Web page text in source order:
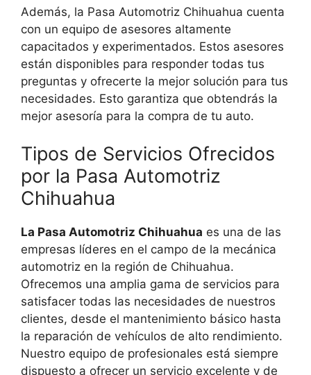
Además, la Pasa Automotriz Chihuahua cuenta
con un equipo de asesores altamente
capacitados y experimentados. Estos asesores
están disponibles para responder todas tus
preguntas y ofrecerte la mejor solución para tus
necesidades. Esto garantiza que obtendrás la
mejor asesoría para la compra de tu auto.
Tipos de Servicios Ofrecidos
por la Pasa Automotriz
Chihuahua
La Pasa Automotriz Chihuahua es una de las
empresas líderes en el campo de la mecánica
automotriz en la región de Chihuahua.
Ofrecemos una amplia gama de servicios para
satisfacer todas las necesidades de nuestros
clientes, desde el mantenimiento básico hasta
la reparación de vehículos de alto rendimiento.
Nuestro equipo de profesionales está siempre
dispuesto a ofrecer un servicio excelente y de